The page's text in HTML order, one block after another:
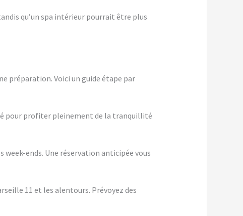
qu’un spa intérieur pourrait être plus
préparation. Voici un guide étape par
pour profiter pleinement de la tranquillité
week-ends. Une réservation anticipée vous
11 et les alentours. Prévoyez des